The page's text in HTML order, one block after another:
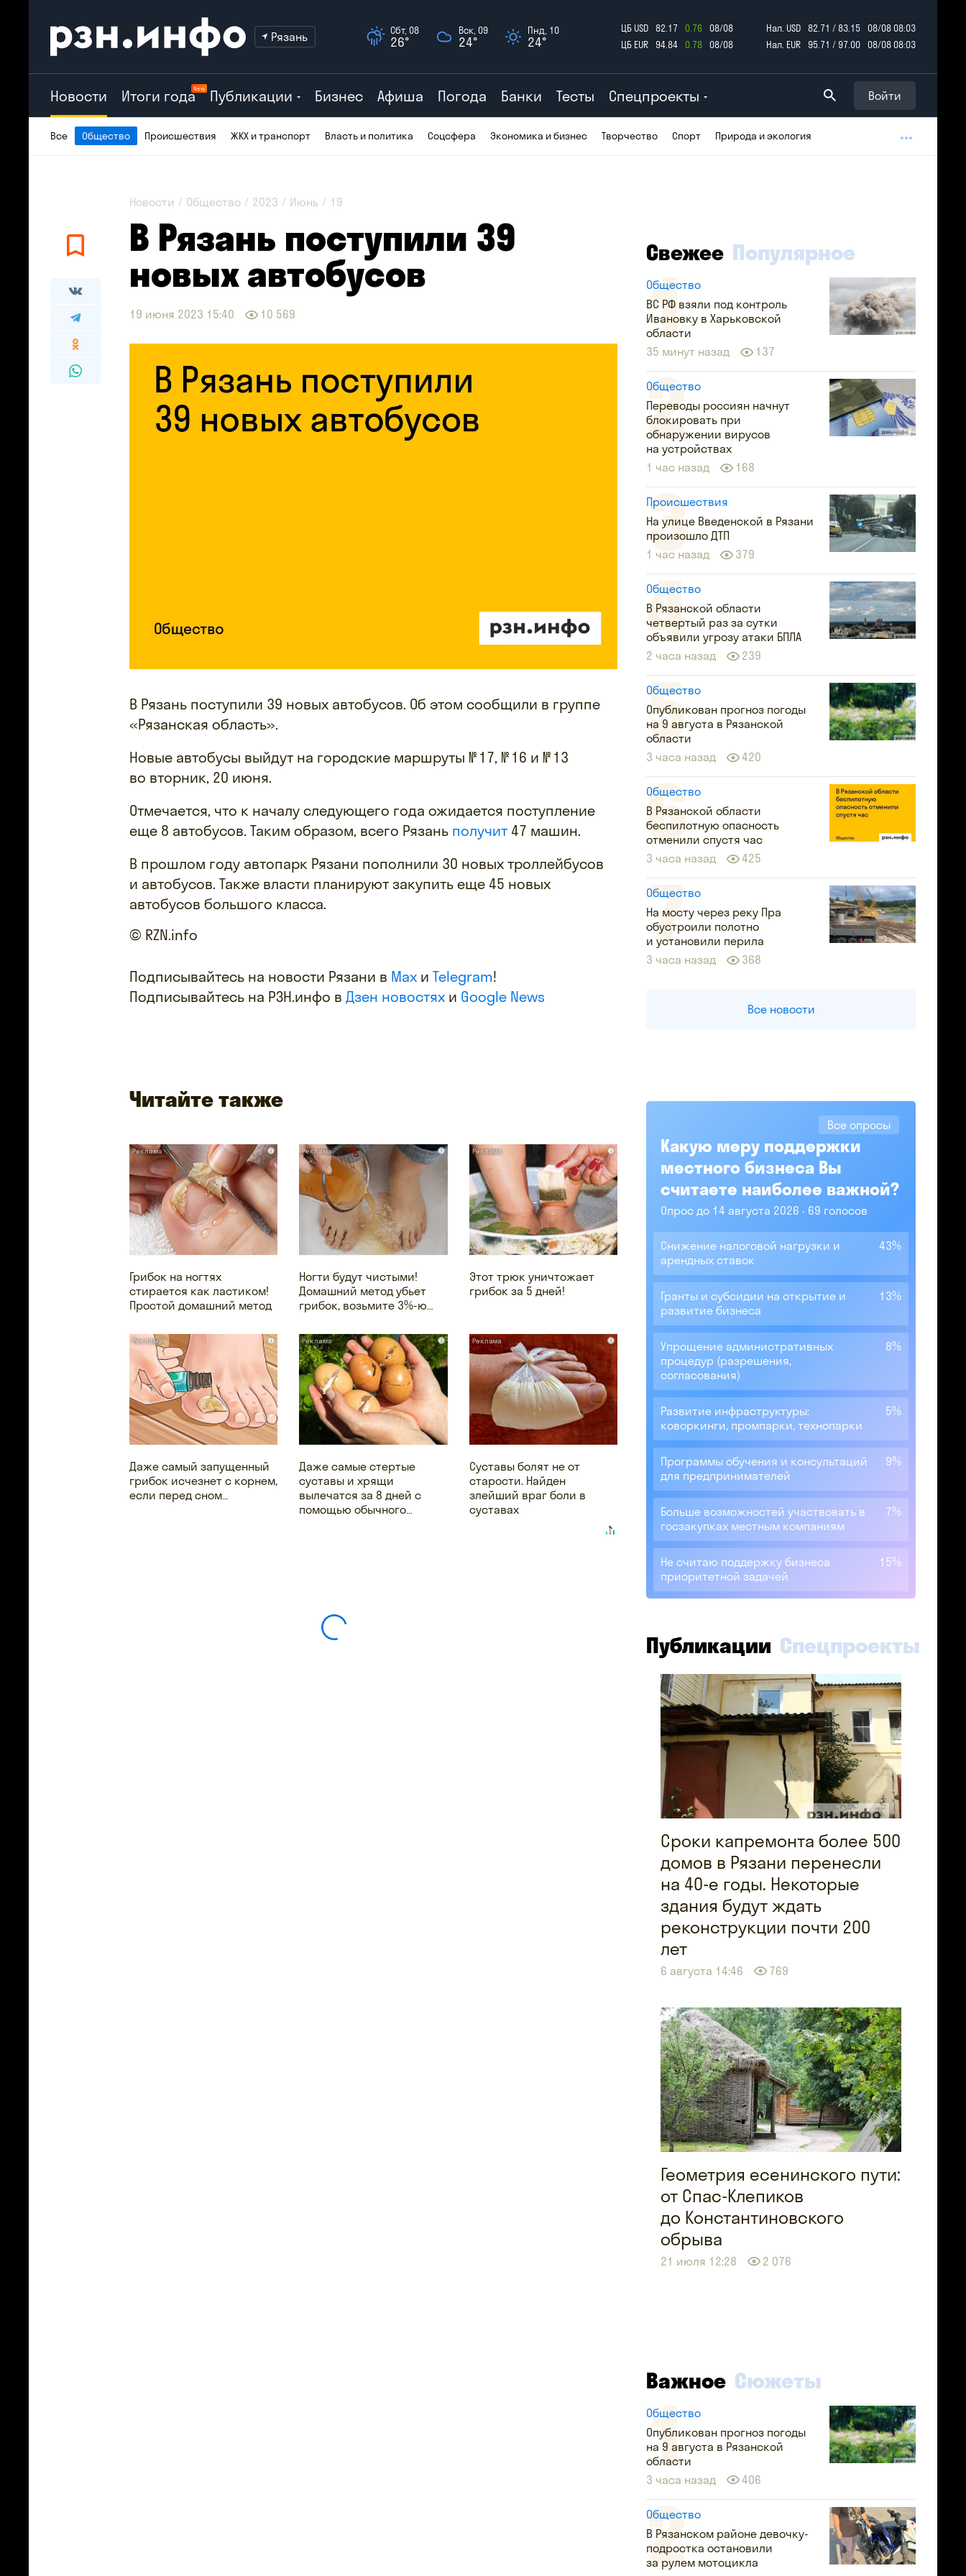
Рязань Сбт, 08
26°
Вск, 09
24°
Пнд, 10
24°
ЦБ USD 82.17 0.76
08/08
ЦБ EUR
94.84 0.78 08/08
Нал. USD 82.71 / 83.15
08/08 08:03
Нал. EUR
95.71 / 97.00 08/08 08:03
Новости Итоги годаNew Публикации Бизнес Афиша Погода Банки Тесты Спецпроекты Войти
Все Общество Происшествия ЖКХ и транспорт Власть и политика Соцсфера Экономика и бизнес Творчество Спорт Природа и экология
Новости Общество 2023 Июнь 19
В Рязань поступили 39
новых автобусов
19 июня 2023 15:40 10 569
В Рязань поступили 39 новых автобусов. Об этом сообщили в группе
«Рязанская область».
Новые автобусы выйдут на городские маршруты № 17, № 16 и № 13
во вторник, 20 июня.
Отмечается, что к началу следующего года ожидается поступление
еще 8 автобусов. Таким образом, всего Рязань получит 47 машин.
В прошлом году автопарк Рязани пополнили 30 новых троллейбусов
и автобусов. Также власти планируют закупить еще 45 новых
автобусов большого класса.
© RZN.info
Подписывайтесь на новости Рязани в Max и Telegram!
Подписывайтесь на РЗН.инфо в Дзен новостях и Google News
Читайте также
i
Грибок на ногтях
стирается как ластиком!
Простой домашний метод
i
Ногти будут чистыми!
Домашний метод убьет
грибок, возьмите 3%-ю…
i
Этот трюк уничтожает
грибок за 5 дней!
i
Даже самый запущенный
грибок исчезнет с корнем,
если перед сном…
i
Даже самые стертые
суставы и хрящи
вылечатся за 8 дней с
помощью обычного…
i
Суставы болят не от
старости. Найден
злейший враг боли в
суставах
Свежее Популярное
Общество
ВС РФ взяли под контроль
Ивановку в Харьковской
области
35 минут назад
137
Общество
Переводы россиян начнут
блокировать при
обнаружении вирусов
на устройствах
1 час назад
168
Происшествия
На улице Введенской в Рязани
произошло ДТП
1 час назад
379
Общество
В Рязанской области
четвертый раз за сутки
объявили угрозу атаки БПЛА
2 часа назад
239
Общество
Опубликован прогноз погоды
на 9 августа в Рязанской
области
3 часа назад
420
Общество
В Рязанской области
беспилотную опасность
отменили спустя час
3 часа назад
425
Общество
На мосту через реку Пра
обустроили полотно
и установили перила
3 часа назад
368
Все новости
Все опросы
Какую меру поддержки
местного бизнеса Вы
считаете наиболее важной?
Опрос до 14 августа 2026 69 голосов
Снижение налоговой нагрузки и
арендных ставок
43%
Гранты и субсидии на открытие и
развитие бизнеса
13%
Упрощение административных
процедур (разрешения,
согласования)
8%
Развитие инфраструктуры:
коворкинги, промпарки, технопарки
5%
Программы обучения и консультаций
для предпринимателей
9%
Больше возможностей участвовать в
госзакупках местным компаниям
7%
Не считаю поддержку бизнеса
приоритетной задачей
15%
Публикации Спецпроекты
Сроки капремонта более 500
домов в Рязани перенесли
на 40-е годы. Некоторые
здания будут ждать
реконструкции почти 200
лет
6 августа 14:46 769
Геометрия есенинского пути:
от Спас-Клепиков
до Константиновского
обрыва
21 июля 12:28 2 076
Важное Сюжеты
Общество
Опубликован прогноз погоды
на 9 августа в Рязанской
области
3 часа назад
406
Общество
В Рязанском районе девочку-
подростка остановили
за рулем мотоцикла